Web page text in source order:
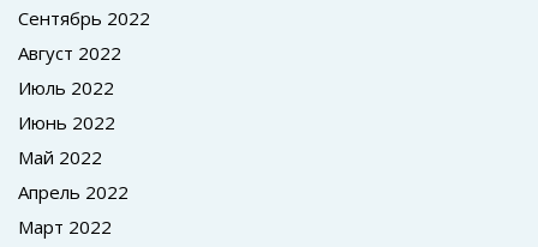
Сентябрь 2022
Август 2022
Июль 2022
Июнь 2022
Май 2022
Апрель 2022
Март 2022